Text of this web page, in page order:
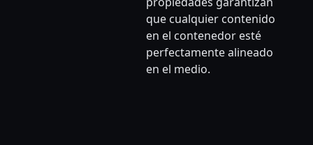
que cualquier contenido
en el contenedor esté
perfectamente alineado
en el medio.